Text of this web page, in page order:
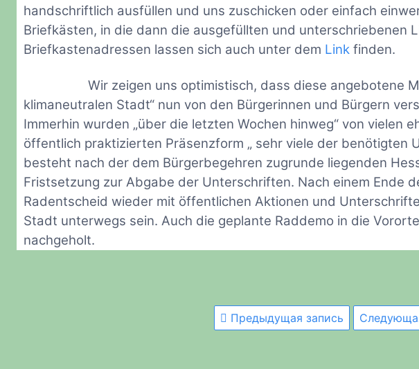
handschriftlich ausfüllen und uns zuschicken oder einfach
Briefkästen, in die dann die ausgefüllten und unterschriebenen
Briefkastenadressen lassen sich auch unter dem Link finden.
Wir zeigen uns optimistisch, dass diese angebotene
klimaneutralen Stadt“ nun von den Bürgerinnen und Bürgern
Immerhin wurden „über die letzten Wochen hinweg“ von vielen
öffentlich praktizierten Präsenzform „ sehr viele der benötigten
besteht nach der dem Bürgerbegehren zugrunde liegenden
Fristsetzung zur Abgabe der Unterschriften. Nach einem Ende
Radentscheid wieder mit öffentlichen Aktionen und
Stadt unterwegs sein. Auch die geplante Raddemo in die
nachgeholt.
Предыдущая запись